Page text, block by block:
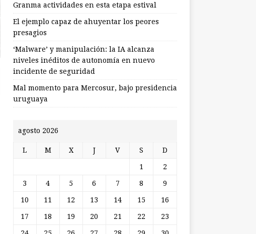
Granma actividades en esta etapa estival
El ejemplo capaz de ahuyentar los peores
presagios
‘Malware’ y manipulación: la IA alcanza
niveles inéditos de autonomía en nuevo
incidente de seguridad
Mal momento para Mercosur, bajo presidencia
uruguaya
agosto 2026
L M X J V S D
1 2
3 4 5 6 7 8 9
10 11 12 13 14 15 16
17 18 19 20 21 22 23